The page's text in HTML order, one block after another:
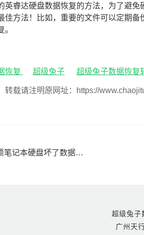
英睿达硬盘数据恢复的方法，为了避
佳方法！比如，重要的文件可以定期
恢复 超级兔子 超级兔子数据恢复
转载请注明原网址：https://
盘坏了数据能全部恢复吗(华硕笔记本硬盘坏了数据恢复方法)
超级兔
广州天